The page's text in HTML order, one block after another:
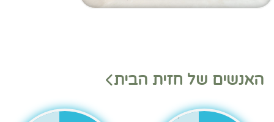
האנשים של חזית הבית
משמ
בהאנ
גר